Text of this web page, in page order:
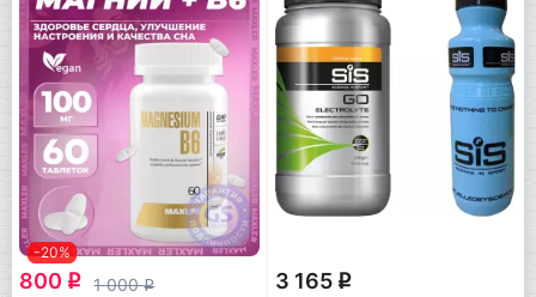
-20%
800 q 1 000q 3 165 q